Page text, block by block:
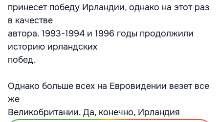
принесет победу Ирландии, однако на этот раз
в качестве
автора. 1993-1994 и 1996 годы продолжили
историю ирландских
побед.
Однако больше всех на Евровидении везет все
же
Великобритании. Да, конечно, Ирландия